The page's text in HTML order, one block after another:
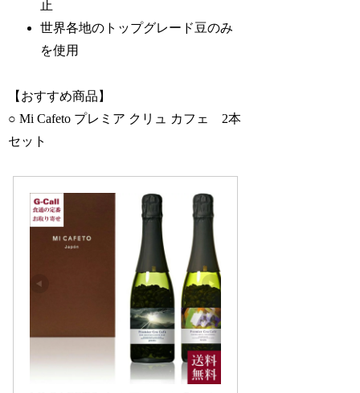
止
世界各地のトップグレード豆のみ
を使用
【おすすめ商品】
○ Mi Cafeto プレミア クリュ カフェ 2本
セット